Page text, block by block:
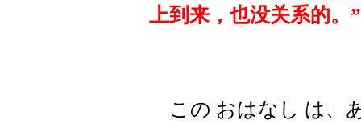
上到来，也没关系的。”
この おはなし は、